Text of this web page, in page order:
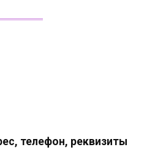
телефон, реквизиты